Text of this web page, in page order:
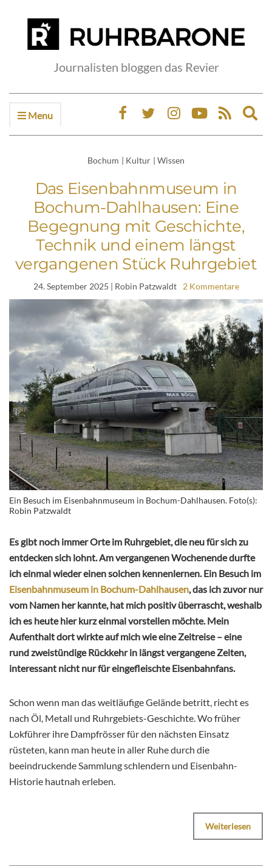
Journalisten bloggen das Revier
Menu
Bochum | Kultur | Wissen
Das Eisenbahnmuseum in
Bochum-Dahlhausen: Eine
Begegnung mit Geschichte,
Technik und einem längst
vergangenen Stück Ruhrgebiet
24. September 2025 | Robin Patzwaldt 2 Kommentare
Ein Besuch im Eisenbahnmuseum in Bochum-Dahlhausen. Foto(s):
Robin Patzwaldt
Es gibt noch immer Orte im Ruhrgebiet, die neu für sich zu
entdecken sich lohnt. Am vergangenen Wochenende durfte
ich einmal wieder einen solchen kennenlernen. Ein Besuch im
Eisenbahnmuseum in Bochum-Dahlhausen, das ich zuvor nur
vom Namen her kannte, hat mich positiv überrascht, weshalb
ich es heute hier kurz einmal vorstellen möchte. Mein
Aufenthalt dort wirkte auf mich wie eine Zeitreise – eine
rund zweistündige Rückkehr in längst vergangene Zeiten,
interessant nicht nur für eingefleischte Eisenbahnfans.
Schon wenn man das weitläufige Gelände betritt, riecht es
nach Öl, Metall und Ruhrgebiets-Geschichte. Wo früher
Lokführer ihre Dampfrösser für den nächsten Einsatz
rüsteten, kann man heute in aller Ruhe durch die
beeindruckende Sammlung schlendern und Eisenbahn-
Historie hautnah erleben.
Weiterlesen